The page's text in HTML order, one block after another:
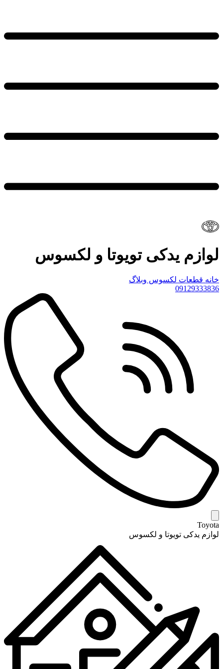
لوازم یدکی تویوتا و لکسوس
خانه قطعات لکسوس وبلاگ
09129333836
Toyota
لوازم یدکی تویوتا و لکسوس